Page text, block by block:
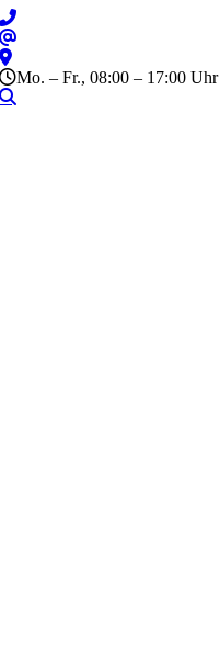
Zum
Inhalt
springen
Mo. – Fr., 08:00 – 17:00 Uhr